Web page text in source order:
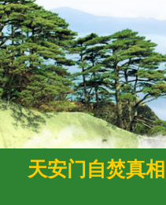
天安门自焚真相